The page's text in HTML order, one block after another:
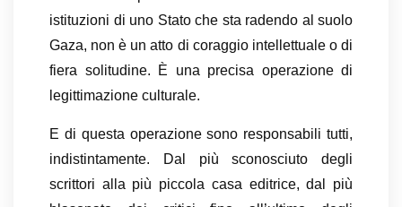
istituzioni di uno Stato che sta radendo al suolo
Gaza, non è un atto di coraggio intellettuale o di
fiera solitudine. È una precisa operazione di
legittimazione culturale.
E di questa operazione sono responsabili tutti,
indistintamente. Dal più sconosciuto degli
scrittori alla più piccola casa editrice, dal più